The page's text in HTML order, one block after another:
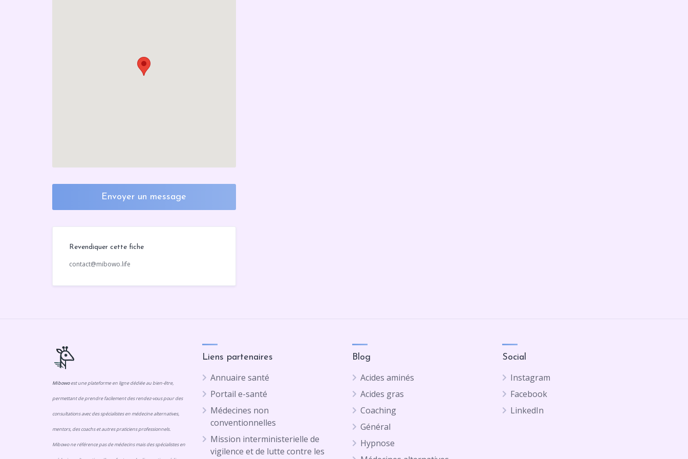
Envoyer un message
Revendiquer cette fiche
contact@mibowo.life
Mibowoest une plateforme en ligne dédiée au bien-être,
permettant de prendre facilement des rendez-vous pour des
consultations avec des spécialistes en médecine alternatives,
mentors, des coachs et autres praticiens professionnels.
Mibowo ne référence pas de médecins mais des spécialistes en
Liens partenaires
Annuaire santé
Portail e-santé
Médecines non
conventionnelles
Mission interministerielle de
vigilence et de lutte contre les
Blog
Acides aminés
Acides gras
Coaching
Général
Hypnose
Social
Instagram
Facebook
LinkedIn